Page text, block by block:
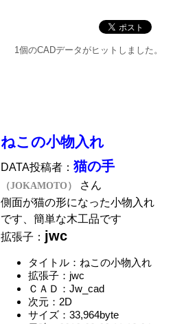
1個のCADデータがヒットしました。
ねこの小物入れ
DATA投稿者：猫の手
（JOKAMOTO）
さん
側面が猫の形になった小物入れ
です、簡単な木工品です
拡張子： jwc
タイトル：ねこの小物入れ
拡張子：jwc
ＣＡＤ：Jw_cad
次元：2D
サイズ：33,964byte